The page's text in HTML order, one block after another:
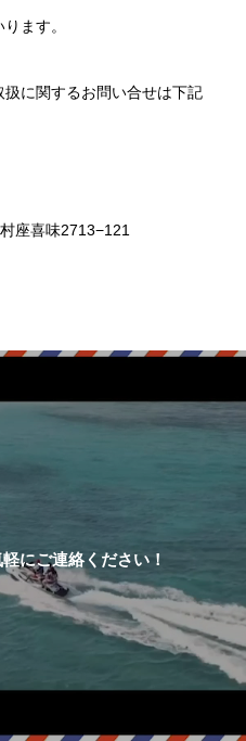
ます。
に関するお問い合せは下記
座喜味2713−121
にご連絡ください！